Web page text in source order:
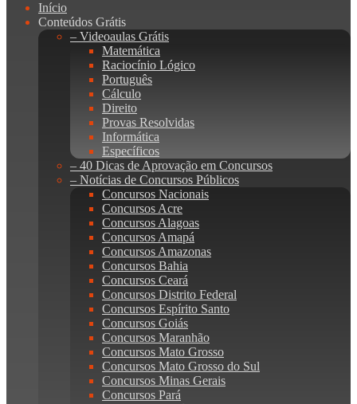
Início
Conteúdos Grátis
– Videoaulas Grátis
Matemática
Raciocínio Lógico
Português
Cálculo
Direito
Provas Resolvidas
Informática
Específicos
– 40 Dicas de Aprovação em Concursos
– Notícias de Concursos Públicos
Concursos Nacionais
Concursos Acre
Concursos Alagoas
Concursos Amapá
Concursos Amazonas
Concursos Bahia
Concursos Ceará
Concursos Distrito Federal
Concursos Espírito Santo
Concursos Goiás
Concursos Maranhão
Concursos Mato Grosso
Concursos Mato Grosso do Sul
Concursos Minas Gerais
Concursos Pará